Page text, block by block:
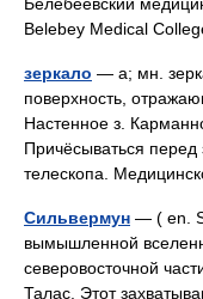
Belebey Medical
зеркало — а; мн.
поверхность,
Настенное з.
Причёсываться
телескопа.
Сильвермун — ( en.
вымышленной
северовосточной
Талас. Этот